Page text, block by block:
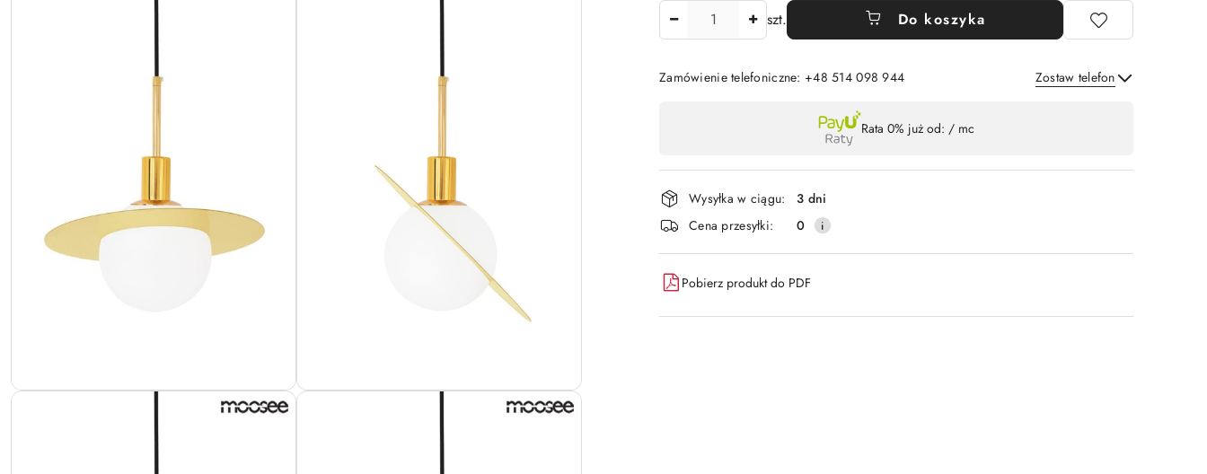
szt. Do koszyka
Zamówienie telefoniczne: +48 514 098 944 Zostaw telefon
płatność
i
dostawa
Rata 0% już od: / mc
Wysyłka w ciągu:
3 dni
Cena przesyłki:
0
Pobierz produkt do PDF